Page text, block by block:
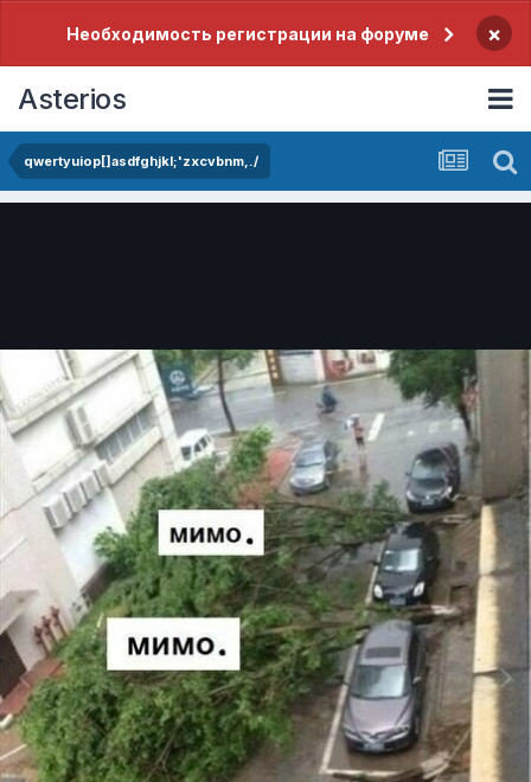
Необходимость регистрации на форуме ×
Asterios
qwertyuiop[]asdfghjkl;'zxcvbnm,./